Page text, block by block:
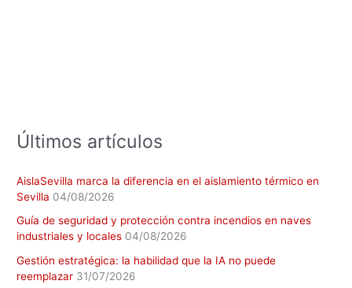
Últimos artículos
AislaSevilla marca la diferencia en el aislamiento térmico en
Sevilla 04/08/2026
Guía de seguridad y protección contra incendios en naves
industriales y locales 04/08/2026
Gestión estratégica: la habilidad que la IA no puede
reemplazar 31/07/2026